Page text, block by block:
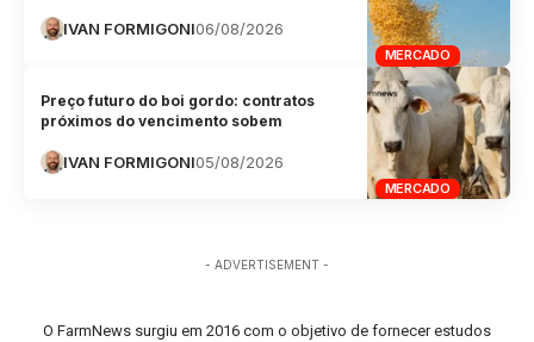
MERCADO
IVAN FORMIGONI06/08/2026
MERCADO
Preço futuro do boi gordo: contratos
próximos do vencimento sobem
IVAN FORMIGONI05/08/2026
- ADVERTISEMENT -
O FarmNews surgiu em 2016 com o objetivo de fornecer estudos